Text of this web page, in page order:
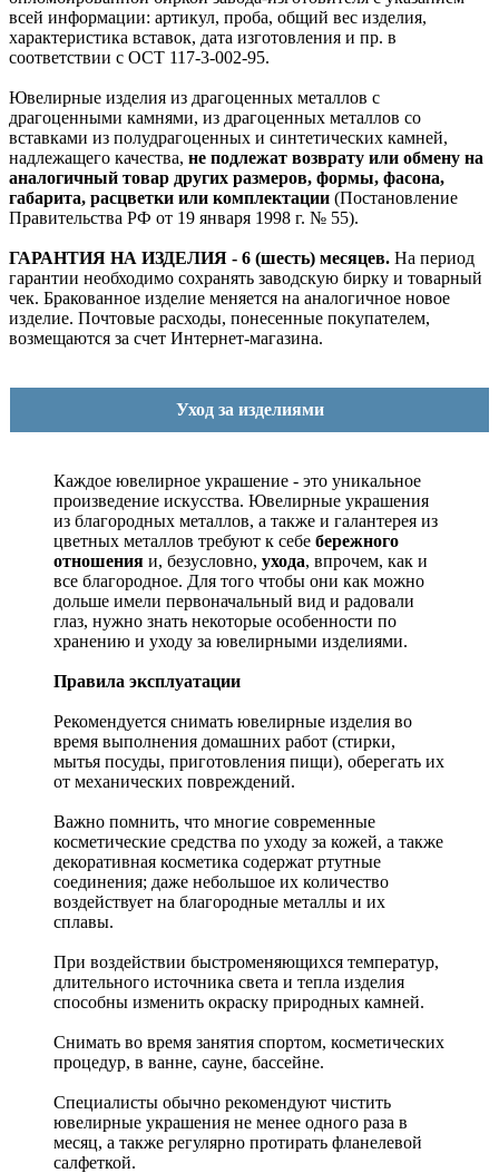
всей информации: артикул, проба, общий вес изделия,
характеристика вставок, дата изготовления и пр. в
соответствии с ОСТ 117-3-002-95.
Ювелирные изделия из драгоценных металлов с
драгоценными камнями, из драгоценных металлов со
вставками из полудрагоценных и синтетических камней,
надлежащего качества, не подлежат возврату или обмену на
аналогичный товар других размеров, формы, фасона,
габарита, расцветки или комплектации (Постановление
Правительства РФ от 19 января 1998 г. № 55).
ГАРАНТИЯ НА ИЗДЕЛИЯ - 6 (шесть) месяцев. На период
гарантии необходимо сохранять заводскую бирку и товарный
чек. Бракованное изделие меняется на аналогичное новое
изделие. Почтовые расходы, понесенные покупателем,
возмещаются за счет Интернет-магазина.
Уход за изделиями
Каждое ювелирное украшение - это уникальное
произведение искусства. Ювелирные украшения
из благородных металлов, а также и галантерея из
цветных металлов требуют к себе бережного
отношения и, безусловно, ухода, впрочем, как и
все благородное. Для того чтобы они как можно
дольше имели первоначальный вид и радовали
глаз, нужно знать некоторые особенности по
хранению и уходу за ювелирными изделиями.
Правила эксплуатации
Рекомендуется снимать ювелирные изделия во
время выполнения домашних работ (стирки,
мытья посуды, приготовления пищи), оберегать их
от механических повреждений.
Важно помнить, что многие современные
косметические средства по уходу за кожей, а также
декоративная косметика содержат ртутные
соединения; даже небольшое их количество
воздействует на благородные металлы и их
сплавы.
При воздействии быстроменяющихся температур,
длительного источника света и тепла изделия
способны изменить окраску природных камней.
Снимать во время занятия спортом, косметических
процедур, в ванне, сауне, бассейне.
Специалисты обычно рекомендуют чистить
ювелирные украшения не менее одного раза в
месяц, а также регулярно протирать фланелевой
салфеткой.